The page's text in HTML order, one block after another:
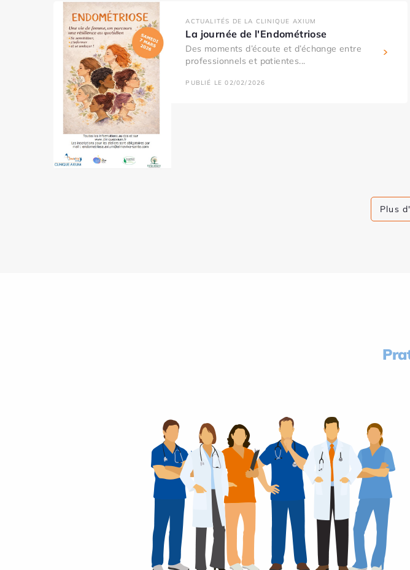
ACTUALITÉS DE LA CLINIQUE AXIUM
La journée de l'Endométriose
Des moments d’écoute et d’échange entre
professionnels et patientes...
PUBLIÉ LE 02/02/2026
Plus